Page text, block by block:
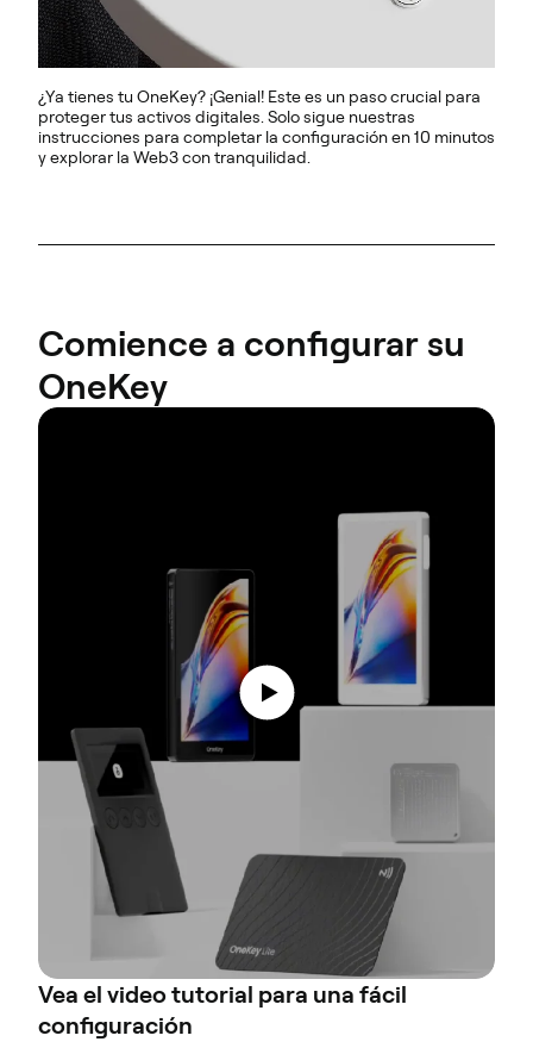
¿Ya tienes tu OneKey? ¡Genial! Este es un paso crucial para
proteger tus activos digitales. Solo sigue nuestras
instrucciones para completar la configuración en 10 minutos
y explorar la Web3 con tranquilidad.
Comience a configurar su
OneKey
Vea el video tutorial para una fácil
configuración